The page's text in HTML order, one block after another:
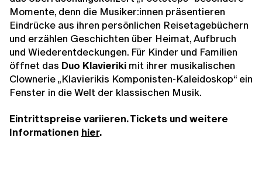
Momente, denn die Musiker:innen präsentieren
Eindrücke aus ihren persönlichen Reisetagebüchern
und erzählen Geschichten über Heimat, Aufbruch
und Wiederentdeckungen. Für Kinder und Familien
öffnet das Duo Klavieriki mit ihrer musikalischen
Clownerie „Klavierikis Komponisten-Kaleidoskop“ ein
Fenster in die Welt der klassischen Musik.
Eintrittspreise variieren. Tickets und weitere
Informationen hier.